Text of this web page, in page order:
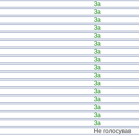
За
За
За
За
За
За
За
За
За
За
За
За
За
За
За
За
Не голосував